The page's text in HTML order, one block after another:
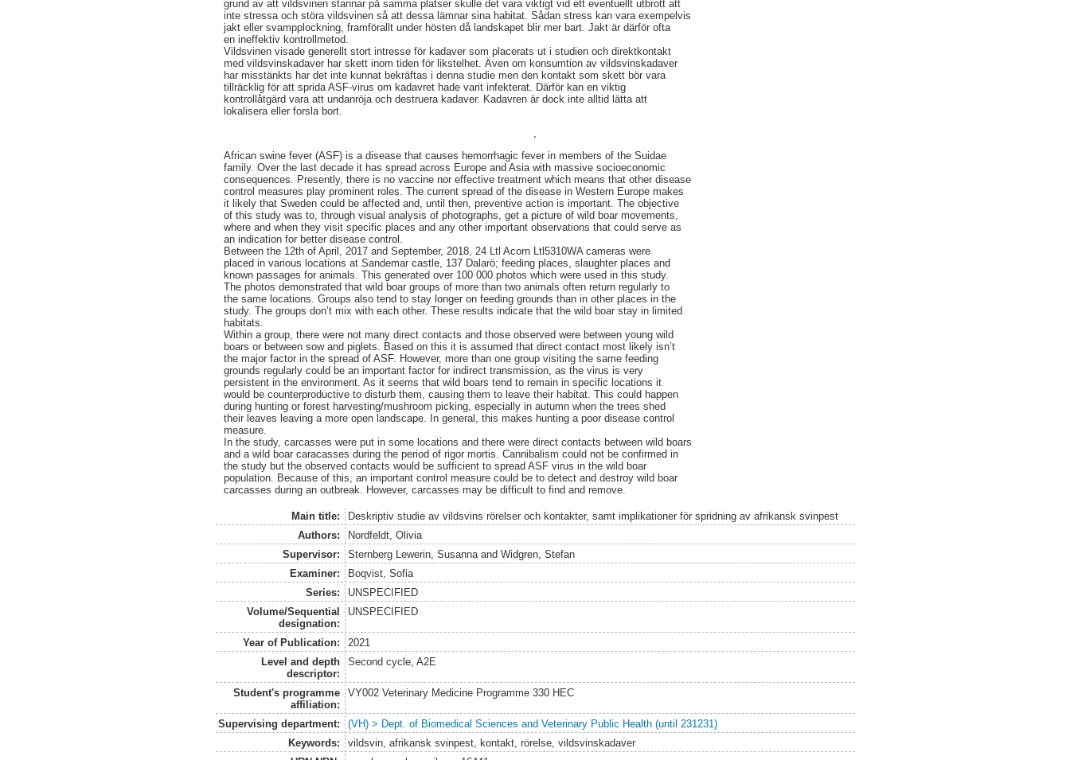
grund av att vildsvinen stannar på samma platser skulle det vara viktigt vid ett eventuellt utbrott att
inte stressa och störa vildsvinen så att dessa lämnar sina habitat. Sådan stress kan vara exempelvis
jakt eller svampplockning, framförallt under hösten då landskapet blir mer bart. Jakt är därför ofta
en ineffektiv kontrollmetod.
Vildsvinen visade generellt stort intresse för kadaver som placerats ut i studien och direktkontakt
med vildsvinskadaver har skett inom tiden för likstelhet. Även om konsumtion av vildsvinskadaver
har misstänkts har det inte kunnat bekräftas i denna studie men den kontakt som skett bör vara
tillräcklig för att sprida ASF-virus om kadavret hade varit infekterat. Därför kan en viktig
kontrollåtgärd vara att undanröja och destruera kadaver. Kadavren är dock inte alltid lätta att
lokalisera eller forsla bort.
African swine fever (ASF) is a disease that causes hemorrhagic fever in members of the Suidae
family. Over the last decade it has spread across Europe and Asia with massive socioeconomic
consequences. Presently, there is no vaccine nor effective treatment which means that other disease
control measures play prominent roles. The current spread of the disease in Western Europe makes
it likely that Sweden could be affected and, until then, preventive action is important. The objective
of this study was to, through visual analysis of photographs, get a picture of wild boar movements,
where and when they visit specific places and any other important observations that could serve as
an indication for better disease control.
Between the 12th of April, 2017 and September, 2018, 24 Ltl Acorn Ltl5310WA cameras were
placed in various locations at Sandemar castle, 137 Dalarö; feeding places, slaughter places and
known passages for animals. This generated over 100 000 photos which were used in this study.
The photos demonstrated that wild boar groups of more than two animals often return regularly to
the same locations. Groups also tend to stay longer on feeding grounds than in other places in the
study. The groups don’t mix with each other. These results indicate that the wild boar stay in limited
habitats.
Within a group, there were not many direct contacts and those observed were between young wild
boars or between sow and piglets. Based on this it is assumed that direct contact most likely isn’t
the major factor in the spread of ASF. However, more than one group visiting the same feeding
grounds regularly could be an important factor for indirect transmission, as the virus is very
persistent in the environment. As it seems that wild boars tend to remain in specific locations it
would be counterproductive to disturb them, causing them to leave their habitat. This could happen
during hunting or forest harvesting/mushroom picking, especially in autumn when the trees shed
their leaves leaving a more open landscape. In general, this makes hunting a poor disease control
measure.
In the study, carcasses were put in some locations and there were direct contacts between wild boars
and a wild boar caracasses during the period of rigor mortis. Cannibalism could not be confirmed in
the study but the observed contacts would be sufficient to spread ASF virus in the wild boar
population. Because of this, an important control measure could be to detect and destroy wild boar
carcasses during an outbreak. However, carcasses may be difficult to find and remove.
Main title:
Deskriptiv studie av vildsvins rörelser och kontakter, samt implikationer för spridning av afrikansk svinpest
Authors:
Nordfeldt, Olivia
Supervisor:
Sternberg Lewerin, Susannaand Widgren, Stefan
Examiner:
Boqvist, Sofia
Series:
UNSPECIFIED
Volume/Sequential
designation:
UNSPECIFIED
Year of Publication:
2021
Level and depth
descriptor:
Second cycle, A2E
Student's programme
affiliation:
VY002 Veterinary Medicine Programme 330 HEC
Supervising department:
(VH) > Dept. of Biomedical Sciences and Veterinary Public Health (until 231231)
Keywords:
vildsvin, afrikansk svinpest, kontakt, rörelse, vildsvinskadaver